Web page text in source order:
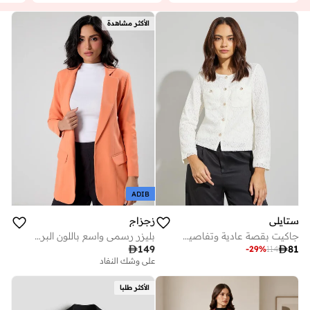
ستايلي
جاكيت بقصة عادية وتفاصيل دانتيل للنساء
81
114
-29%
الأكثر مشاهدة
ADIB
زجزاج
بليزر رسمي واسع باللون البرتقالي
149
على وشك النفاد
الأكثر طلبا